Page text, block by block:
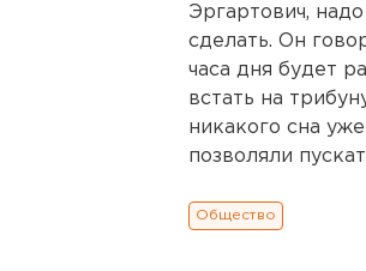
Эргартович, надо
сделать. Он
часа дня будет
встать на
никакого сна
позволяли
Общество